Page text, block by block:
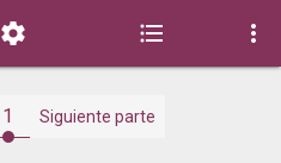
  
1 Siguiente parte